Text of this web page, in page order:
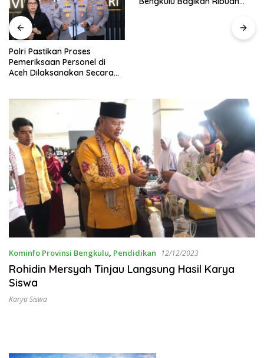
Polri Pastikan Proses
Pemeriksaan Personel di
Aceh Dilaksanakan Secara
Kominfo Provinsi Bengkulu, Pendidikan 12/12/2023
Rohidin Mersyah Tinjau Langsung Hasil Karya
Siswa
Karya Siswa